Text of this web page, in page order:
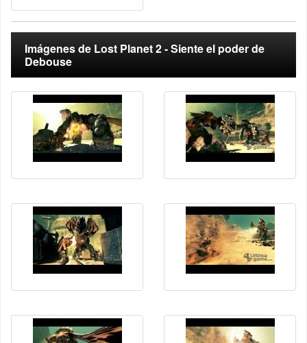
Imágenes de Lost Planet 2 - Siente el poder de
Debouse